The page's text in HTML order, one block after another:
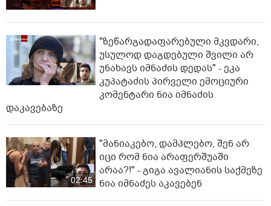
"ზეწარგადაფარებული მკვდარი,
უსულოდ დაგდებული შვილი არ
უნახავს იმნაძის დედას" - ეკა
კუპატაძის პირველი ემოციური
კომენტარი ნია იმნაძის
დაკავებაზე
02:45
"მანიაკებო, დამპლებო, შენ არ
იცი რომ ნია არაფერშუაში
არაა?!" - გიგა ავალიანის საქმეზე
ნია იმნაძეს აკავებენ